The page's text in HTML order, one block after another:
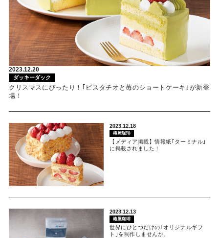
2023.12.20
ダッキーダック
クリスマスにぴったり！｢ピスタチオと苺のショートケーキ｣が新登
場！
2023.12.18
椿屋珈琲
【メディア掲載】情報紙｢ターミナル｣
に掲載されました！
2023.12.13
椿屋珈琲
世界にひとつだけの｢オリジナルギフ
ト｣を制作しませんか。